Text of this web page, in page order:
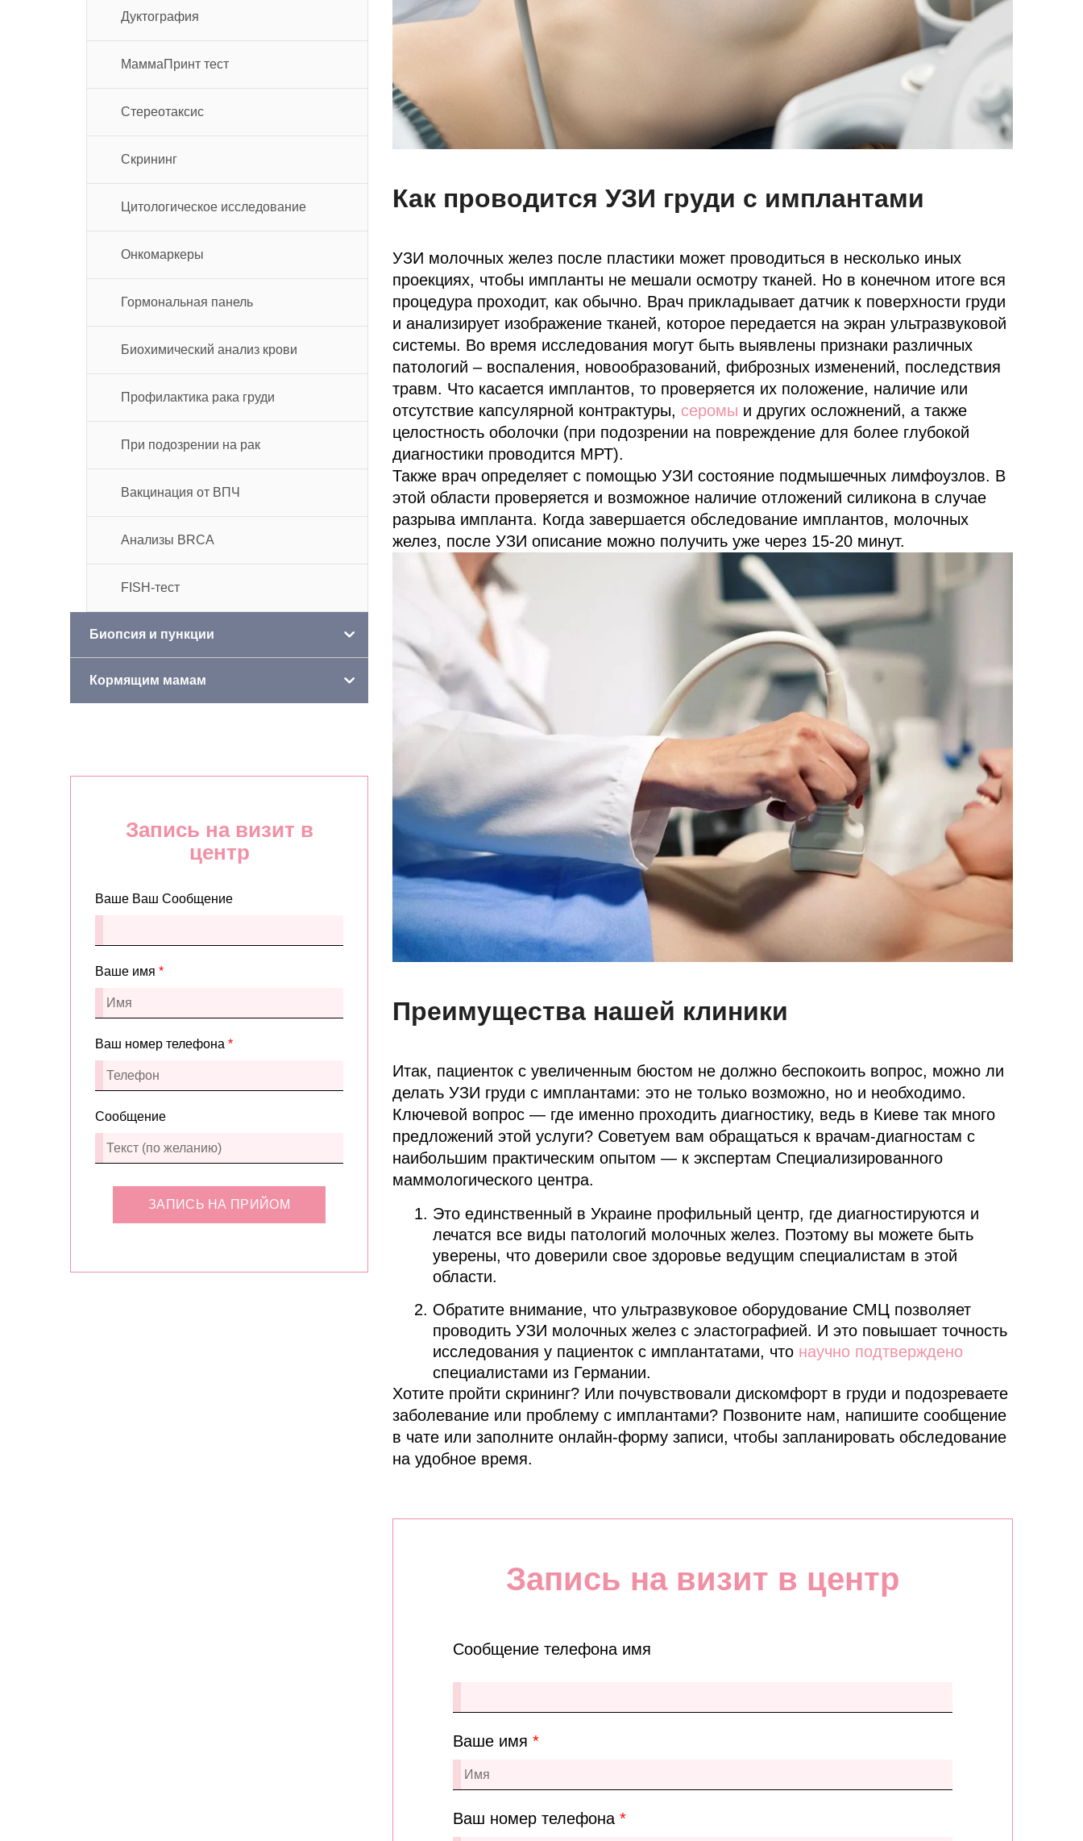
Дуктография
МаммаПринт тест
Стереотаксис
Скрининг
Цитологическое исследование
Онкомаркеры
Гормональная панель
Биохимический анализ крови
Профилактика рака груди
При подозрении на рак
Вакцинация от ВПЧ
Анализы BRCA
FISH-тест
Биопсия и пункции
Кормящим мамам
Запись на визит в
центр
Ваше Ваш Сообщение
Ваше имя *
Ваш номер телефона *
Сообщение
ЗАПИСЬ НА ПРИЙОМ
Как проводится УЗИ груди с имплантами
УЗИ молочных желез после пластики может проводиться в несколько иных
проекциях, чтобы импланты не мешали осмотру тканей. Но в конечном итоге вся
процедура проходит, как обычно. Врач прикладывает датчик к поверхности груди
и анализирует изображение тканей, которое передается на экран ультразвуковой
системы. Во время исследования могут быть выявлены признаки различных
патологий – воспаления, новообразований, фиброзных изменений, последствия
травм. Что касается имплантов, то проверяется их положение, наличие или
отсутствие капсулярной контрактуры, серомы и других осложнений, а также
целостность оболочки (при подозрении на повреждение для более глубокой
диагностики проводится МРТ).
Также врач определяет с помощью УЗИ состояние подмышечных лимфоузлов. В
этой области проверяется и возможное наличие отложений силикона в случае
разрыва импланта. Когда завершается обследование имплантов, молочных
желез, после УЗИ описание можно получить уже через 15-20 минут.
Преимущества нашей клиники
Итак, пациенток с увеличенным бюстом не должно беспокоить вопрос, можно ли
делать УЗИ груди с имплантами: это не только возможно, но и необходимо.
Ключевой вопрос — где именно проходить диагностику, ведь в Киеве так много
предложений этой услуги? Советуем вам обращаться к врачам-диагностам с
наибольшим практическим опытом — к экспертам Специализированного
маммологического центра.
Это единственный в Украине профильный центр, где диагностируются и
лечатся все виды патологий молочных желез. Поэтому вы можете быть
уверены, что доверили свое здоровье ведущим специалистам в этой
области.
Обратите внимание, что ультразвуковое оборудование СМЦ позволяет
проводить УЗИ молочных желез с эластографией. И это повышает точность
исследования у пациенток с имплантатами, что научно подтверждено
специалистами из Германии.
Хотите пройти скрининг? Или почувствовали дискомфорт в груди и подозреваете
заболевание или проблему с имплантами? Позвоните нам, напишите сообщение
в чате или заполните онлайн-форму записи, чтобы запланировать обследование
на удобное время.
Запись на визит в центр
Сообщение телефона имя
Ваше имя *
Ваш номер телефона *